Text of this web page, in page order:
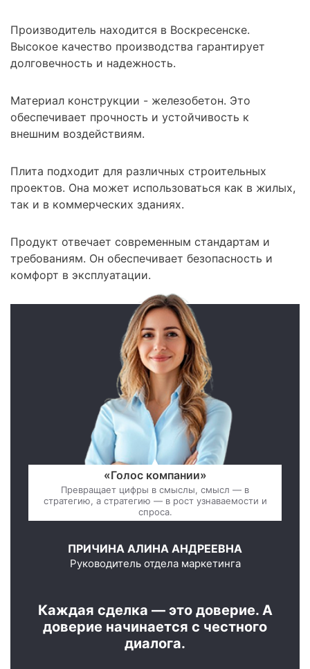
Производитель находится в Воскресенске.
Высокое качество производства гарантирует
долговечность и надежность.
Материал конструкции - железобетон. Это
обеспечивает прочность и устойчивость к
внешним воздействиям.
Плита подходит для различных строительных
проектов. Она может использоваться как в жилых,
так и в коммерческих зданиях.
Продукт отвечает современным стандартам и
требованиям. Он обеспечивает безопасность и
комфорт в эксплуатации.
«Голос компании»
Превращает цифры в смыслы, смысл — в
стратегию, а стратегию — в рост узнаваемости и
спроса.
ПРИЧИНА АЛИНА АНДРЕЕВНА
Руководитель отдела маркетинга
Каждая сделка — это доверие. А
доверие начинается с честного
диалога.